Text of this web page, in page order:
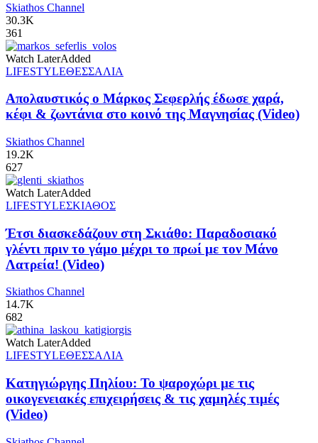
Skiathos Channel
30.3K
361
Watch LaterAdded
LIFESTYLEΘΕΣΣΑΛΙΑ
Απολαυστικός ο Μάρκος Σεφερλής έδωσε χαρά,
κέφι & ζωντάνια στο κοινό της Μαγνησίας (Video)
Skiathos Channel
19.2K
627
Watch LaterAdded
LIFESTYLEΣΚΙΑΘΟΣ
Έτσι διασκεδάζουν στη Σκιάθο: Παραδοσιακό
γλέντι πριν το γάμο μέχρι το πρωί με τον Μάνο
Λατρεία! (Video)
Skiathos Channel
14.7K
682
Watch LaterAdded
LIFESTYLEΘΕΣΣΑΛΙΑ
Κατηγιώργης Πηλίου: Το ψαροχώρι με τις
οικογενειακές επιχειρήσεις & τις χαμηλές τιμές
(Video)